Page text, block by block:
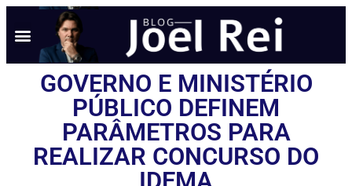
GOVERNO E MINISTÉRIO
PÚBLICO DEFINEM
PARÂMETROS PARA
REALIZAR CONCURSO DO